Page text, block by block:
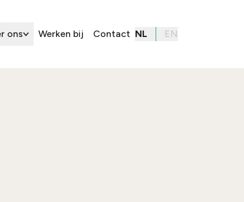
ons Werken bij Contact NL EN